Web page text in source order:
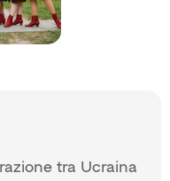
tra Ucraina